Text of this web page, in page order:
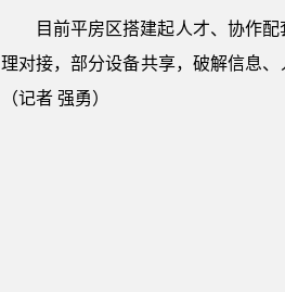
目前平房区搭建起人才、协作
理对接，部分设备共享，破解信息
（记者 强勇）